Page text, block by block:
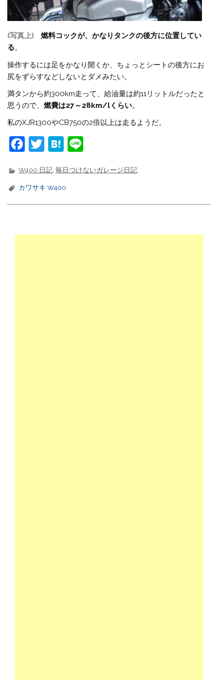
(写真上)
燃料コックが、かなりタンクの後方に位置してい
る。
操作するには足をかなり開くか、ちょっとシートの後方にお
尻をずらすなどしないとダメみたい。
満タンから約300km走って、給油量は約11リットルだったと
思うので、燃費は27～28km/lくらい。
私のXJR1300やCB750の2倍以上は走るようだ。
F
c
e
b
o
T
it
t
e
H
e
n
a
e
W400 日記,毎日つけないガレージ日記
カワサキ W400